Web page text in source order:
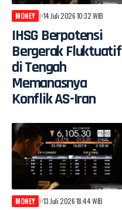
MONEY 14 Juli 2026 10:32 WIB
IHSG Berpotensi
Bergerak Fluktuatif
di Tengah
Memanasnya
Konflik AS-Iran
MONEY 13 Juli 2026 18:44 WIB